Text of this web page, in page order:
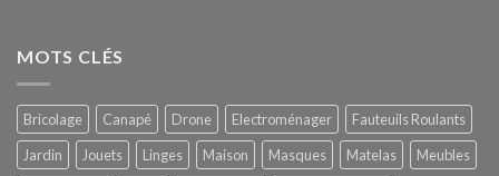
MOTS CLÉS
Bricolage Canapé Drone Electroménager
Fauteuils Roulants
Jardin
Jouets Linges Maison Masques Matelas
Meubles